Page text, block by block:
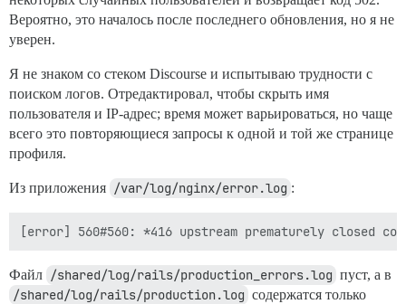
Вероятно, это началось после последнего обновления, но я не
уверен.
Я не знаком со стеком Discourse и испытываю трудности с
поиском логов. Отредактировал, чтобы скрыть имя
пользователя и IP-адрес; время может варьироваться, но чаще
всего это повторяющиеся запросы к одной и той же странице
профиля.
Из приложения /var/log/nginx/error.log :
Файл /shared/log/rails/production_errors.log пуст, а в
/shared/log/rails/production.log содержатся только